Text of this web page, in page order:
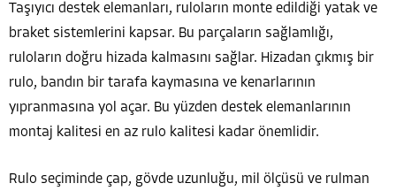
Taşıyıcı destek elemanları, ruloların monte edildiği yatak ve
braket sistemlerini kapsar. Bu parçaların sağlamlığı,
ruloların doğru hizada kalmasını sağlar. Hizadan çıkmış bir
rulo, bandın bir tarafa kaymasına ve kenarlarının
yıpranmasına yol açar. Bu yüzden destek elemanlarının
montaj kalitesi en az rulo kalitesi kadar önemlidir.
Rulo seçiminde çap, gövde uzunluğu, mil ölçüsü ve rulman